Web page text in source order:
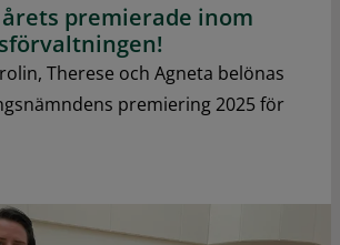
premierade inom
Therese och Agneta belönas
premiering 2025 för